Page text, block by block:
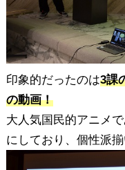
印象的だったのは3課
の動画！
大人気国民的アニメ
にしており、個性派